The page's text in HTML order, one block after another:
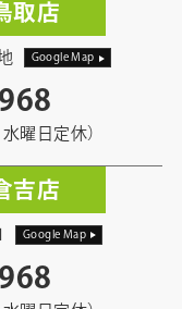
取店
Google Map
曜日定休）
吉店
Google Map